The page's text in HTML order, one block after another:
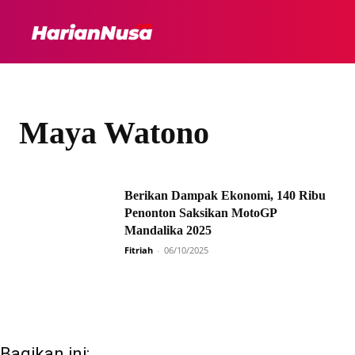
Maya Watono
Berikan Dampak Ekonomi, 140 Ribu
Penonton Saksikan MotoGP
Mandalika 2025
Fitriah - 06/10/2025